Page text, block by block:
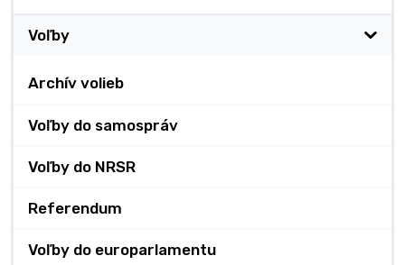
Voľby
Archív volieb
Voľby do samospráv
Voľby do NRSR
Referendum
Voľby do europarlamentu